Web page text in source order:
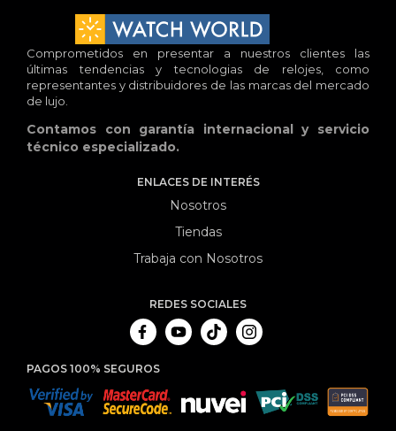
Comprometidos en presentar a nuestros clientes las
últimas tendencias y tecnologias de relojes, como
representantes y distribuidores de las marcas del mercado
de lujo.
Contamos con garantía internacional y servicio
técnico especializado.
ENLACES DE INTERÉS
Nosotros
Tiendas
Trabaja con Nosotros
REDES SOCIALES
PAGOS 100% SEGUROS